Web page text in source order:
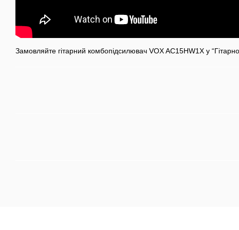
Замовляйте гітарний комбопідсилювач VOX AC15HW1X у